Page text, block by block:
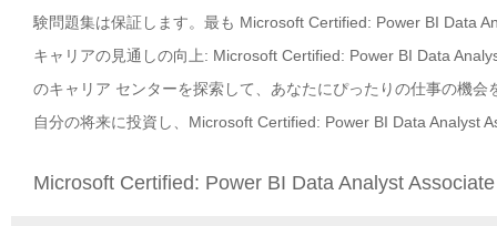
験問題集は保証します。最も Microsoft Certified: Power BI Data
キャリアの見通しの向上: Microsoft Certified: Power BI Data
のキャリア センターを探索して、あなたにぴったりの仕事の機会
自分の将来に投資し、Microsoft Certified: Power BI Data Analyst
Microsoft Certified: Power BI Data Analyst